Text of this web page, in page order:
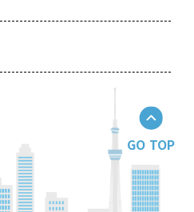
GO TOP